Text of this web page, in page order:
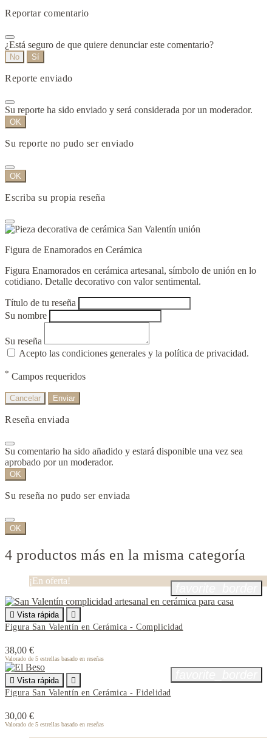
Reportar comentario
¿Está seguro de que quiere denunciar este comentario?
No Sí
Reporte enviado
Su reporte ha sido enviado y será considerada por un moderador.
OK
Su reporte no pudo ser enviado
OK
Escriba su propia reseña
Figura de Enamorados en Cerámica
Figura Enamorados en cerámica artesanal, símbolo de unión en lo
cotidiano. Detalle decorativo con valor sentimental.
Título de tu reseña
Su nombre
Su reseña
Acepto las condiciones generales y la política de privacidad.
* Campos requeridos
Cancelar Enviar
Reseña enviada
Su comentario ha sido añadido y estará disponible una vez sea
aprobado por un moderador.
OK
Su reseña no pudo ser enviada
OK
4 productos más en la misma categoría
¡En oferta!
 Vista rápida

Figura San Valentín en Cerámica - Complicidad
38,00 €
Valorado de 5 estrellas basado en reseñas
 Vista rápida

Figura San Valentín en Cerámica - Fidelidad
30,00 €
Valorado de 5 estrellas basado en reseñas